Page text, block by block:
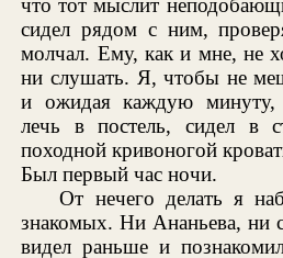
что тот мыслит
сидел рядом с ним,
молчал. Ему, как и мне, не
ни слушать. Я, чтобы не
и ожидая каждую минуту,
лечь в постель, сидел в
походной кривоногой
Был первый час ночи.
От нечего делать я
знакомых. Ни Ананьева, ни
видел раньше и